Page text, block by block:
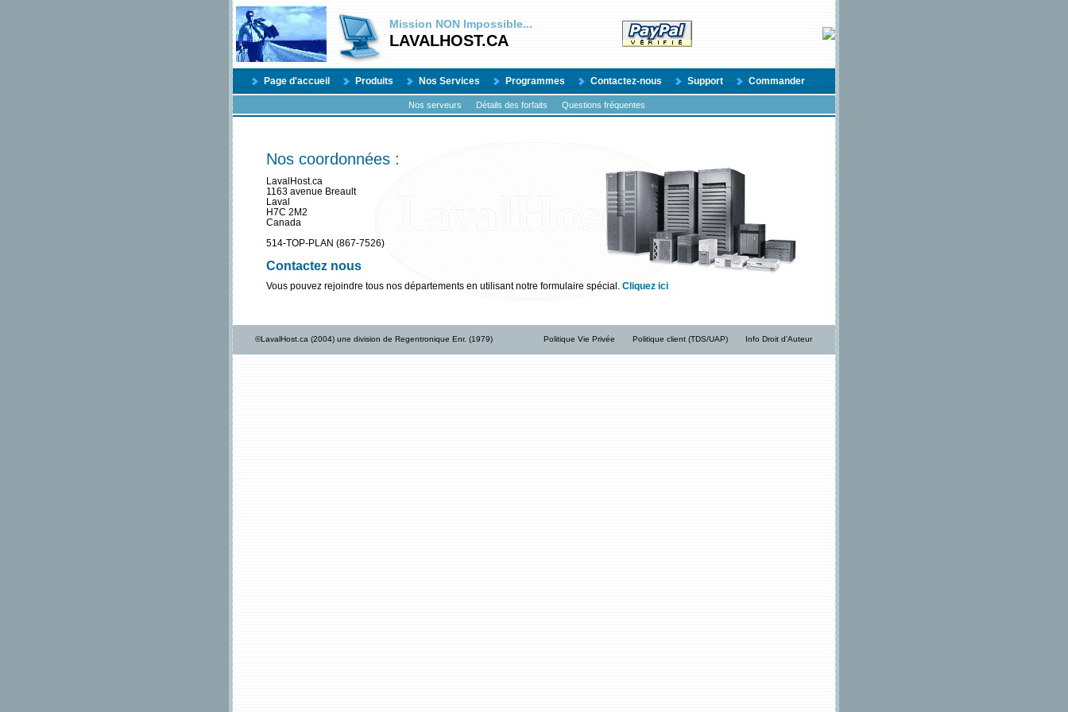
Mission NON Impossible...
LAVALHOST.CA
Page d'accueil Produits Nos Services Programmes Contactez-nous Support Commander
Nos serveurs Détails des forfaits Questions fréquentes
Nos coordonnées :
LavalHost.ca
1163 avenue Breault
Laval
H7C 2M2
Canada
514-TOP-PLAN (867-7526)
Contactez nous
Vous pouvez rejoindre tous nos départements en utilisant notre formulaire spécial. Cliquez ici
©LavalHost.ca (2004) une division de Regentronique Enr. (1979) Politique Vie Privée Politique client (TDS/UAP) Info Droit d'Auteur